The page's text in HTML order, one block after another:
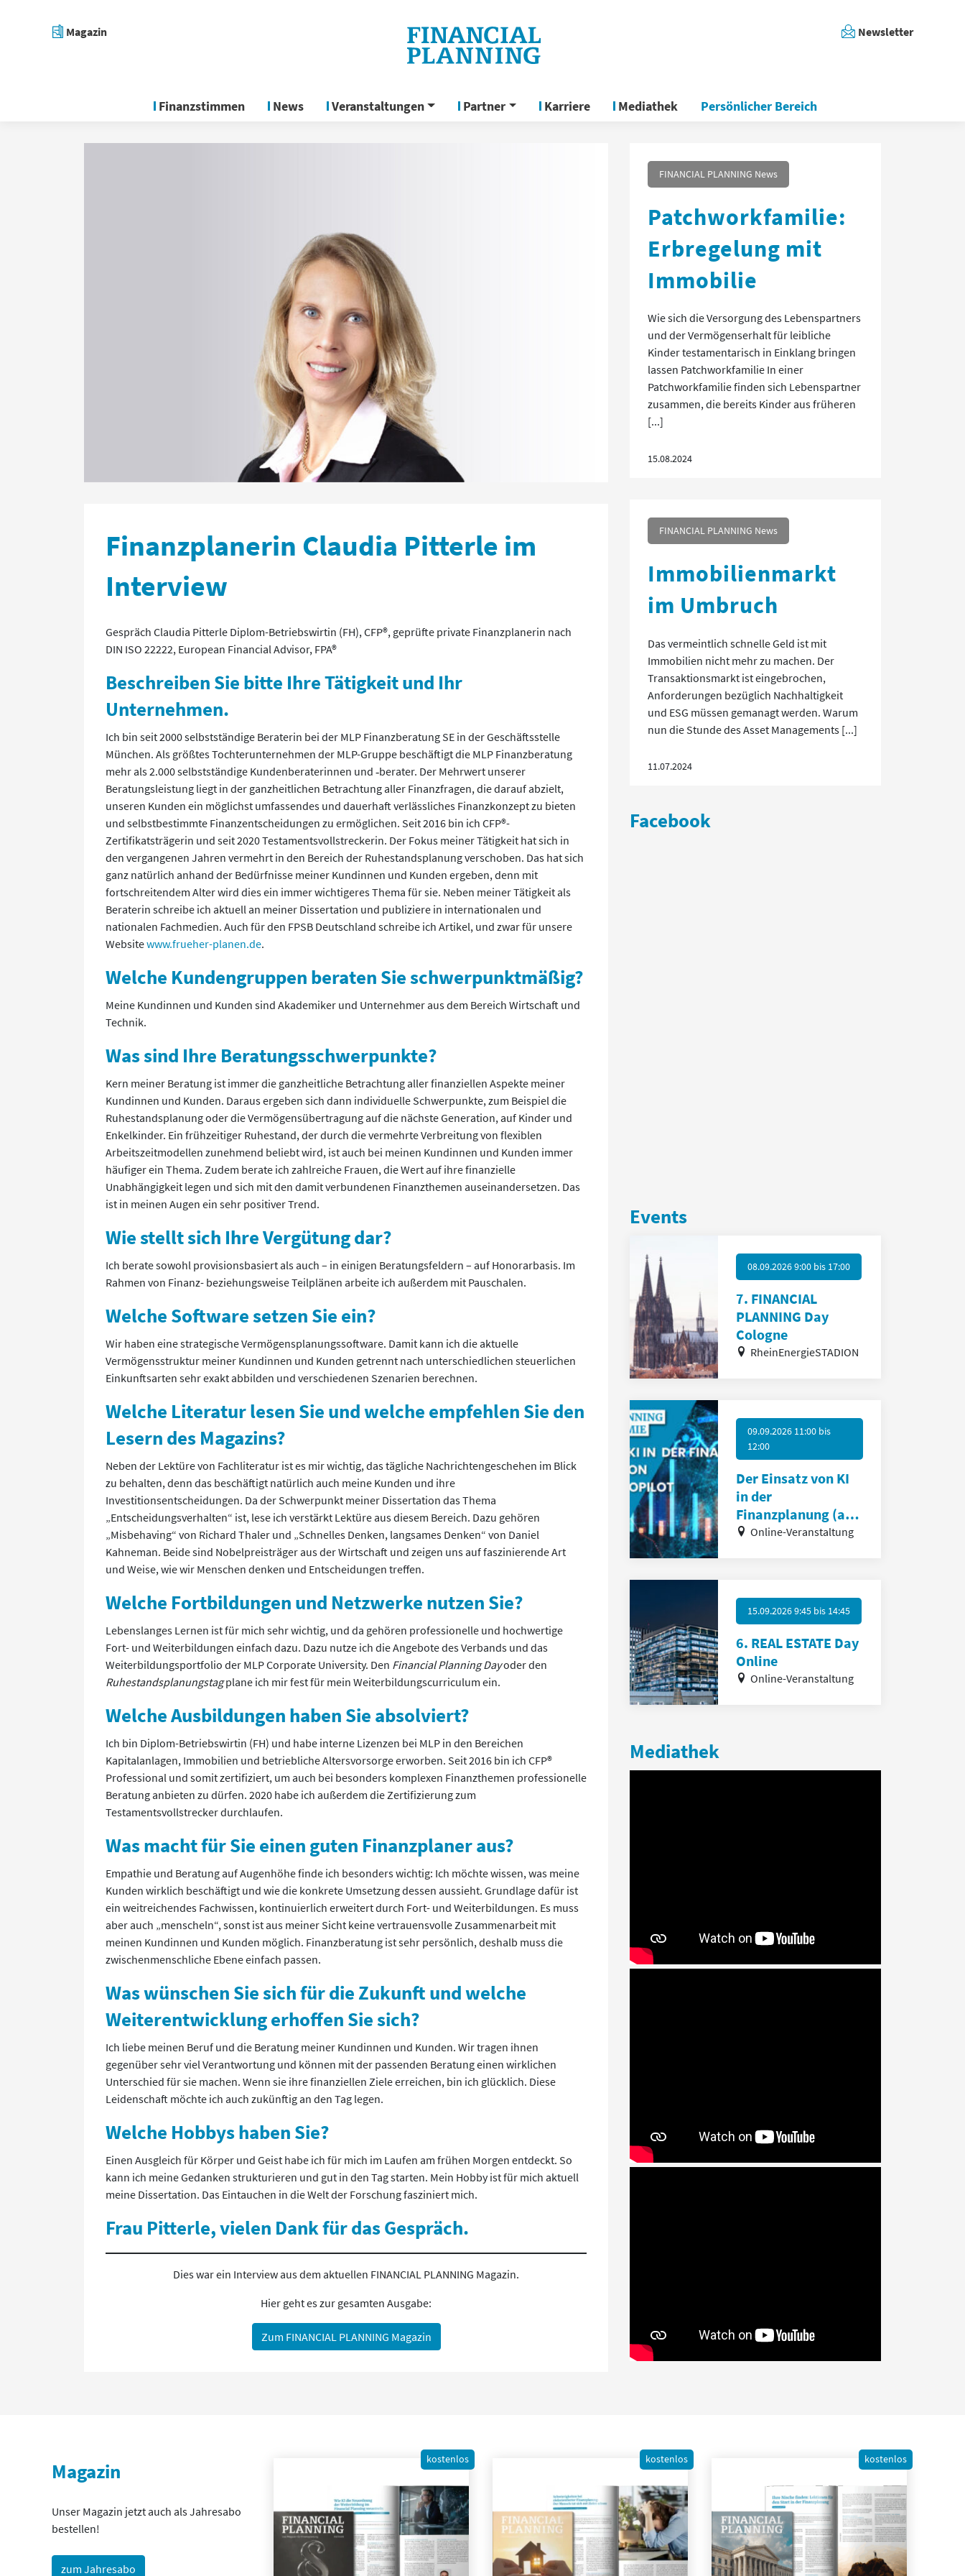
Magazin Newsletter
Finanzstimmen News Veranstaltungen Partner Karriere Mediathek Persönlicher Bereich
Finanzplanerin Claudia Pitterle im
Interview
Gespräch Claudia Pitterle Diplom-Betriebswirtin (FH), CFP®, geprüfte private Finanzplanerin nach
DIN ISO 22222, European Financial Advisor, FPA®
Beschreiben Sie bitte Ihre Tätigkeit und Ihr
Unternehmen.
Ich bin seit 2000 selbstständige Beraterin bei der MLP Finanzberatung SE in der Geschäftsstelle
München. Als größtes Tochterunternehmen der MLP-Gruppe beschäftigt die MLP Finanzberatung
mehr als 2.000 selbstständige Kundenberaterinnen und ‑berater. Der Mehrwert unserer
Beratungsleistung liegt in der ganzheitlichen Betrachtung aller Finanzfragen, die darauf abzielt,
unseren Kunden ein möglichst umfassendes und dauerhaft verlässliches Finanzkonzept zu bieten
und selbstbestimmte Finanzentscheidungen zu ermöglichen. Seit 2016 bin ich CFP®-
Zertifikatsträgerin und seit 2020 Testamentsvollstreckerin. Der Fokus meiner Tätigkeit hat sich in
den vergangenen Jahren vermehrt in den Bereich der Ruhestandsplanung verschoben. Das hat sich
ganz natürlich anhand der Bedürfnisse meiner Kundinnen und Kunden ergeben, denn mit
fortschreitendem Alter wird dies ein immer wichtigeres Thema für sie. Neben meiner Tätigkeit als
Beraterin schreibe ich aktuell an meiner Dissertation und publiziere in internationalen und
nationalen Fachmedien. Auch für den FPSB Deutschland schreibe ich Artikel, und zwar für unsere
Websitewww.frueher-planen.de.
Welche Kundengruppen beraten Sie schwerpunktmäßig?
Meine Kundinnen und Kunden sind Akademiker und Unternehmer aus dem Bereich Wirtschaft und
Technik.
Was sind Ihre Beratungsschwerpunkte?
Kern meiner Beratung ist immer die ganzheitliche Betrachtung aller finanziellen Aspekte meiner
Kundinnen und Kunden. Daraus ergeben sich dann individuelle Schwerpunkte, zum Beispiel die
Ruhestandsplanung oder die Vermögensübertragung auf die nächste Generation, auf Kinder und
Enkelkinder. Ein frühzeitiger Ruhestand, der durch die vermehrte Verbreitung von flexiblen
Arbeitszeitmodellen zunehmend beliebt wird, ist auch bei meinen Kundinnen und Kunden immer
häufiger ein Thema. Zudem berate ich zahlreiche Frauen, die Wert auf ihre finanzielle
Unabhängigkeit legen und sich mit den damit verbundenen Finanzthemen auseinandersetzen. Das
ist in meinen Augen ein sehr positiver Trend.
Wie stellt sich Ihre Vergütung dar?
Ich berate sowohl provisionsbasiert als auch – in einigen Beratungsfeldern – auf Honorarbasis. Im
Rahmen von Finanz- beziehungsweise Teilplänen arbeite ich außerdem mit Pauschalen.
Welche Software setzen Sie ein?
Wir haben eine strategische Vermögensplanungssoftware. Damit kann ich die aktuelle
Vermögensstruktur meiner Kundinnen und Kunden getrennt nach unterschiedlichen steuerlichen
Einkunftsarten sehr exakt abbilden und verschiedenen Szenarien berechnen.
Welche Literatur lesen Sie und welche empfehlen Sie den
Lesern des Magazins?
Neben der Lektüre von Fachliteratur ist es mir wichtig, das tägliche Nachrichtengeschehen im Blick
zu behalten, denn das beschäftigt natürlich auch meine Kunden und ihre
Investitionsentscheidungen. Da der Schwerpunkt meiner Dissertation das Thema
„Entscheidungsverhalten“ ist, lese ich verstärkt Lektüre aus diesem Bereich. Dazu gehören
„Misbehaving“ von Richard Thaler und „Schnelles Denken, langsames Denken“ von Daniel
Kahneman. Beide sind Nobelpreisträger aus der Wirtschaft und zeigen uns auf faszinierende Art
und Weise, wie wir Menschen denken und Entscheidungen treffen.
Welche Fortbildungen und Netzwerke nutzen Sie?
Lebenslanges Lernen ist für mich sehr wichtig, und da gehören professionelle und hochwertige
Fort- und Weiterbildungen einfach dazu. Dazu nutze ich die Angebote des Verbands und das
Weiterbildungsportfolio der MLP Corporate University. Den Financial Planning Dayoder den
Ruhestandsplanungstagplane ich mir fest für mein Weiterbildungscurriculum ein.
Welche Ausbildungen haben Sie absolviert?
Ich bin Diplom-Betriebswirtin (FH) und habe interne Lizenzen bei MLP in den Bereichen
Kapitalanlagen, Immobilien und betriebliche Altersvorsorge erworben. Seit 2016 bin ich CFP®
Professional und somit zertifiziert, um auch bei besonders komplexen Finanzthemen professionelle
Beratung anbieten zu dürfen. 2020 habe ich außerdem die Zertifizierung zum
Testamentsvollstrecker durchlaufen.
Was macht für Sie einen guten Finanzplaner aus?
Empathie und Beratung auf Augenhöhe finde ich besonders wichtig: Ich möchte wissen, was meine
Kunden wirklich beschäftigt und wie die konkrete Umsetzung dessen aussieht. Grundlage dafür ist
ein weitreichendes Fachwissen, kontinuierlich erweitert durch Fort- und Weiterbildungen. Es muss
aber auch „menscheln“, sonst ist aus meiner Sicht keine vertrauensvolle Zusammenarbeit mit
meinen Kundinnen und Kunden möglich. Finanzberatung ist sehr persönlich, deshalb muss die
zwischenmenschliche Ebene einfach passen.
Was wünschen Sie sich für die Zukunft und welche
Weiterentwicklung erhoffen Sie sich?
Ich liebe meinen Beruf und die Beratung meiner Kundinnen und Kunden. Wir tragen ihnen
gegenüber sehr viel Verantwortung und können mit der passenden Beratung einen wirklichen
Unterschied für sie machen. Wenn sie ihre finanziellen Ziele erreichen, bin ich glücklich. Diese
Leidenschaft möchte ich auch zukünftig an den Tag legen.
Welche Hobbys haben Sie?
Einen Ausgleich für Körper und Geist habe ich für mich im Laufen am frühen Morgen entdeckt. So
kann ich meine Gedanken strukturieren und gut in den Tag starten. Mein Hobby ist für mich aktuell
meine Dissertation. Das Eintauchen in die Welt der Forschung fasziniert mich.
Frau Pitterle, vielen Dank für das Gespräch.
Dies war ein Interview aus dem aktuellen FINANCIAL PLANNING Magazin.
Hier geht es zur gesamten Ausgabe:
Zum FINANCIAL PLANNING Magazin
FINANCIAL PLANNING News
Patchworkfamilie:
Erbregelung mit
Immobilie
Wie sich die Versorgung des Lebenspartners
und der Vermögenserhalt für leibliche
Kinder testamentarisch in Einklang bringen
lassen Patchworkfamilie In einer
Patchworkfamilie finden sich Lebenspartner
zusammen, die bereits Kinder aus früheren
[...]
15.08.2024
FINANCIAL PLANNING News
Immobilienmarkt
im Umbruch
Das vermeintlich schnelle Geld ist mit
Immobilien nicht mehr zu machen. Der
Transaktionsmarkt ist eingebrochen,
Anforderungen bezüglich Nachhaltigkeit
und ESG müssen gemanagt werden. Warum
nun die Stunde des Asset Managements [...]
11.07.2024
Facebook
Events
08.09.2026 9:00bis 17:00
7. FINANCIAL
PLANNING Day
Cologne
RheinEnergieSTADION
09.09.2026 11:00bis
12:00
Der Einsatz von KI
in der
Finanzplanung (am
Beispiel von
Online-Veranstaltung
15.09.2026 9:45bis 14:45
6. REAL ESTATE Day
Online
Online-Veranstaltung
Mediathek
Magazin
Unser Magazin jetzt auch als Jahresabo
bestellen!
zum Jahresabo
kostenlos kostenlos kostenlos